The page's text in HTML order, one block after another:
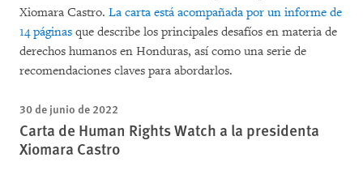
Xiomara Castro. La carta está acompañada por un informe de
14 páginas que describe los principales desafíos en materia de
derechos humanos en Honduras, así como una serie de
recomendaciones claves para abordarlos.
30 de junio de 2022
Carta de Human Rights Watch a la presidenta
Xiomara Castro